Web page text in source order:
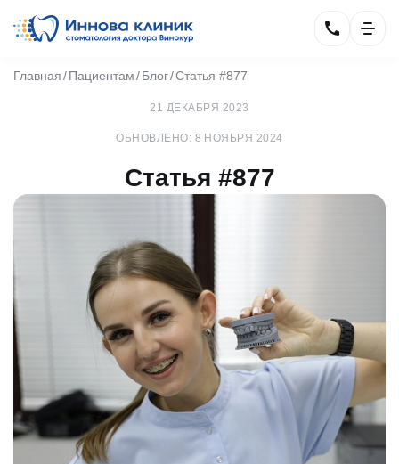
Главная Пациентам Блог Статья #877
21 ДЕКАБРЯ 2023
ОБНОВЛЕНО: 8 НОЯБРЯ 2024
Статья #877